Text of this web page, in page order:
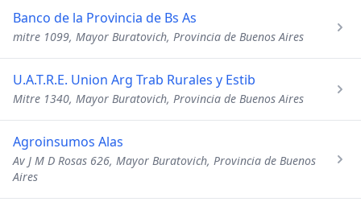
Banco de la Provincia de Bs As
mitre 1099, Mayor Buratovich, Provincia de Buenos Aires
U.A.T.R.E. Union Arg Trab Rurales y Estib
Mitre 1340, Mayor Buratovich, Provincia de Buenos Aires
Agroinsumos Alas
Av J M D Rosas 626, Mayor Buratovich, Provincia de Buenos
Aires